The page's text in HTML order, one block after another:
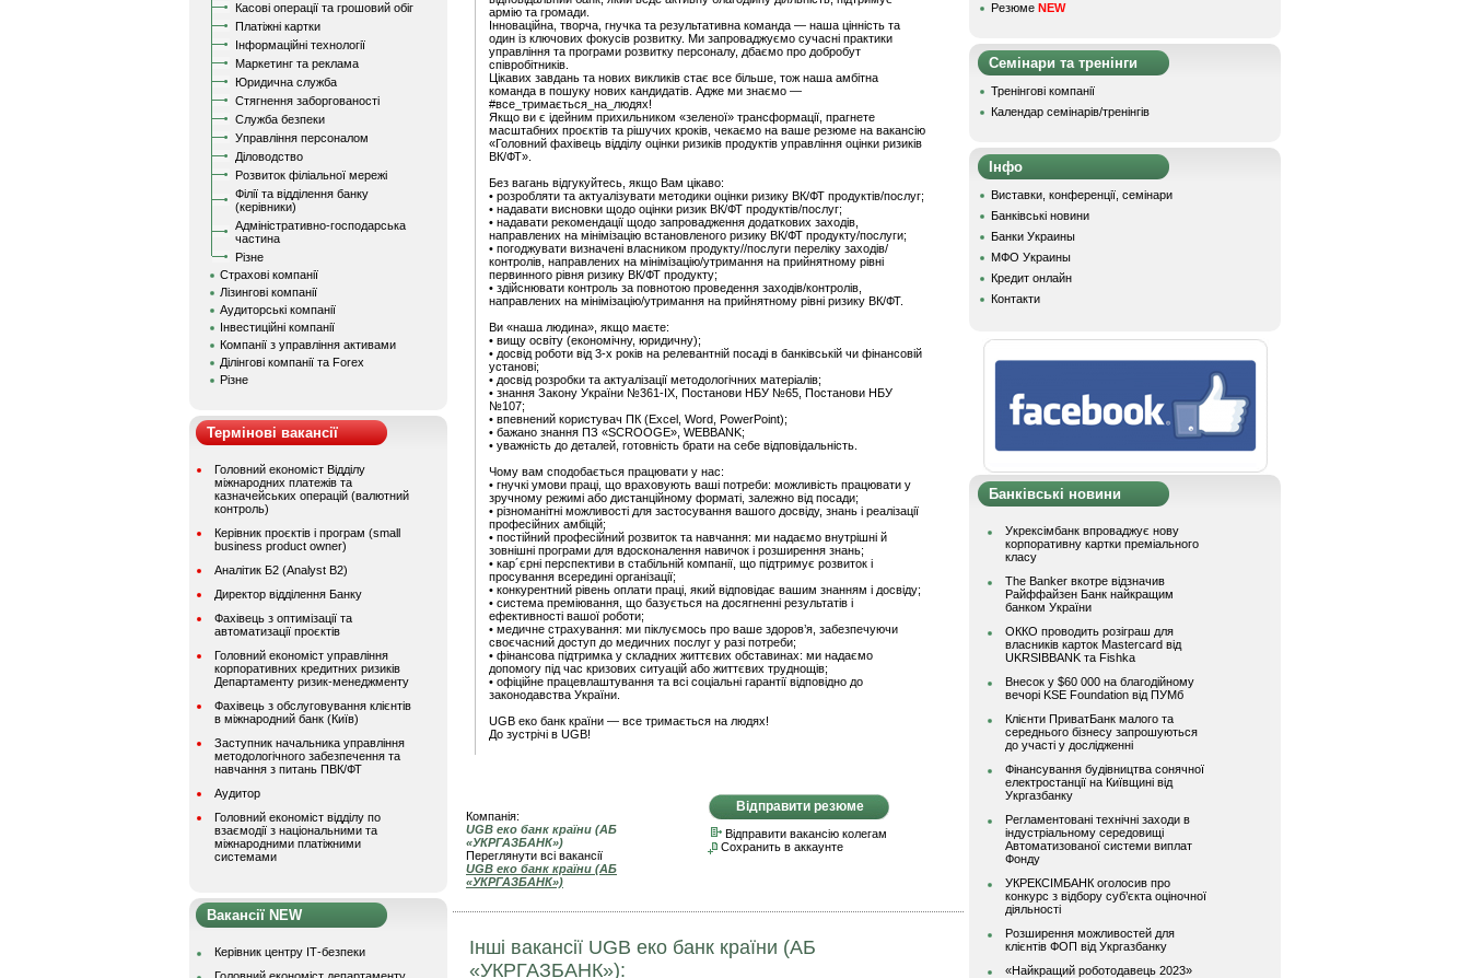
Касові операції та грошовий обіг
Платіжні картки
Інформаційні технології
Маркетинг та реклама
Юридична служба
Стягнення заборгованості
Служба безпеки
Управління персоналом
Діловодство
Розвиток філіальної мережі
Філії та відділення банку
(керівники)
Адміністративно-господарська
частина
Різне
Страхові компанії
Лізингові компанії
Аудиторські компанії
Інвестиційні компанії
Компанії з управління активами
Ділінгові компанії та Forex
Різне
Термінові вакансії
Головний економіст Відділу
міжнародних платежів та
казначейських операцій (валютний
контроль)
Керівник проєктів і програм (small
business product owner)
Аналітик Б2 (Analyst B2)
Директор відділення Банку
Фахівець з оптимізації та
автоматизації проєктів
Головний економіст управління
корпоративних кредитних ризиків
Департаменту ризик-менеджменту
Фахівець з обслуговування клієнтів
в міжнародний банк (Київ)
Заступник начальника управління
методологічного забезпечення та
навчання з питань ПВК/ФТ
Аудитор
Головний економіст відділу по
взаємодії з національними та
міжнародними платіжними
системами
Вакансії NEW
Керівник центру ІТ-безпеки
армію та громади.
Інноваційна, творча, гнучка та результативна команда — наша цінність та
один із ключових фокусів розвитку. Ми запроваджуємо сучасні практики
управління та програми розвитку персоналу, дбаємо про добробут
співробітників.
Цікавих завдань та нових викликів стає все більше, тож наша амбітна
команда в пошуку нових кандидатів. Адже ми знаємо —
#все_тримається_на_людях!
Якщо ви є ідейним прихильником «зеленої» трансформації, прагнете
масштабних проєктів та рішучих кроків, чекаємо на ваше резюме на вакансію
«Головний фахівець відділу оцінки ризиків продуктів управління оцінки ризиків
ВК/ФТ».
Без вагань відгукуйтесь, якщо Вам цікаво:
• розробляти та актуалізувати методики оцінки ризику ВК/ФТ продуктів/послуг;
• надавати висновки щодо оцінки ризик ВК/ФТ продуктів/послуг;
• надавати рекомендації щодо запровадження додаткових заходів,
направлених на мінімізацію встановленого ризику ВК/ФТ продукту/послуги;
• погоджувати визначені власником продукту//послуги переліку заходів/
контролів, направлених на мінімізацію/утримання на прийнятному рівні
первинного рівня ризику ВК/ФТ продукту;
• здійснювати контроль за повнотою проведення заходів/контролів,
направлених на мінімізацію/утримання на прийнятному рівні ризику ВК/ФТ.
Ви «наша людина», якщо маєте:
• вищу освіту (економічну, юридичну);
• досвід роботи від 3-х років на релевантній посаді в банківській чи фінансовій
установі;
• досвід розробки та актуалізації методологічних матеріалів;
• знання Закону України №361-IX, Постанови НБУ №65, Постанови НБУ
№107;
• впевнений користувач ПК (Excel, Word, PowerPoint);
• бажано знання ПЗ «SCROOGE», WEBBANK;
• уважність до деталей, готовність брати на себе відповідальність.
Чому вам сподобається працювати у нас:
• гнучкі умови праці, що враховують ваші потреби: можливість працювати у
зручному режимі або дистанційному форматі, залежно від посади;
• різноманітні можливості для застосування вашого досвіду, знань і реалізації
професійних амбіцій;
• постійний професійний розвиток та навчання: ми надаємо внутрішні й
зовнішні програми для вдосконалення навичок і розширення знань;
• кар´єрні перспективи в стабільній компанії, що підтримує розвиток і
просування всередині організації;
• конкурентний рівень оплати праці, який відповідає вашим знанням і досвіду;
• система преміювання, що базується на досягненні результатів і
ефективності вашої роботи;
• медичне страхування: ми піклуємось про ваше здоров’я, забезпечуючи
своєчасний доступ до медичних послуг у разі потреби;
• фінансова підтримка у складних життєвих обставинах: ми надаємо
допомогу під час кризових ситуацій або життєвих труднощів;
• офіційне працевлаштування та всі соціальні гарантії відповідно до
законодавства України.
UGB еко банк країни — все тримається на людях!
До зустрічі в UGB!
Компанія:
UGB еко банк країни (АБ
«УКРГАЗБАНК»)
Переглянути всі вакансії
UGB еко банк країни (АБ
«УКРГАЗБАНК»)
Відправити резюме
Відправити вакансію колегам
Сохранить в аккаунте
Інші вакансії UGB еко банк країни (АБ
«УКРГАЗБАНК»):
Резюме NEW
Семінари та тренінги
Тренінгові компанії
Календар семінарів/тренінгів
Інфо
Виставки, конференції, семінари
Банківські новини
Банки Украины
МФО Украины
Кредит онлайн
Контакти
Банківські новини
Укрексімбанк впроваджує нову
корпоративну картки преміального
класу
The Banker вкотре відзначив
Райффайзен Банк найкращим
банком України
ОККО проводить розіграш для
власників карток Mastercard від
UKRSIBBANK та Fishka
Внесок у $60 000 на благодійному
вечорі KSE Foundation від ПУМб
Клієнти ПриватБанк малого та
середнього бізнесу запрошуються
до участі у дослідженні
Фінансування будівництва сонячної
електростанції на Київщині від
Укргазбанку
Регламентовані технічні заходи в
індустріальному середовищі
Автоматизованої системи виплат
Фонду
УКРЕКСІМБАНК оголосив про
конкурс з відбору суб’єкта оціночної
діяльності
Розширення можливостей для
клієнтів ФОП від Укргазбанку
«Найкращий роботодавець 2023»